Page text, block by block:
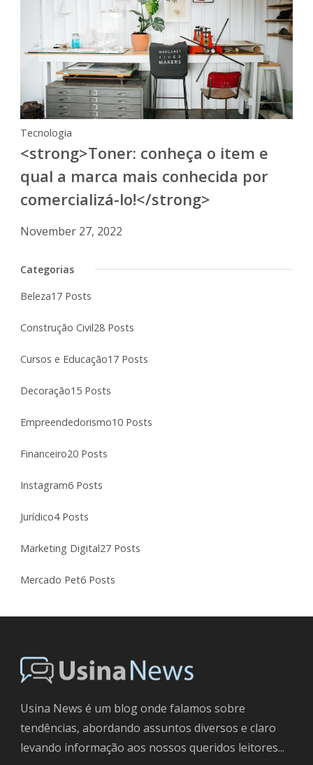
Tecnologia
<strong>Toner: conheça o item e
qual a marca mais conhecida por
comercializá-lo!</strong>
November 27, 2022
Categorias
Beleza17 Posts
Construção Civil28 Posts
Cursos e Educação17 Posts
Decoração15 Posts
Empreendedorismo10 Posts
Financeiro20 Posts
Instagram6 Posts
Jurídico4 Posts
Marketing Digital27 Posts
Mercado Pet6 Posts
Usina News é um blog onde falamos sobre
tendências, abordando assuntos diversos e claro
levando informação aos nossos queridos leitores...